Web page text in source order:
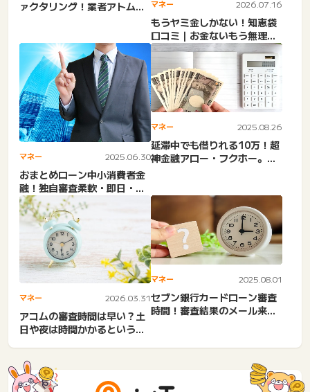
ァクタリング！業者アトム廃
マネー 2026.07.16
もうヤミ金しかない！知恵袋
口コミ｜お金ないもう無理。
どこからも借りれない助け
マネー 2025.06.30
おまとめローン中小消費者金
融！独自審査柔軟・即日・ブ
ラックOK。ダイエットキャ...
マネー 2025.08.26
延滞中でも借りれる10万！超
神金融アロー・フクホー。延
マネー 2026.03.31
アコムの審査時間は早い？土
日や夜は時間かかるという噂
マネー 2025.08.01
セブン銀行カードローン審査
時間！審査結果のメール来な